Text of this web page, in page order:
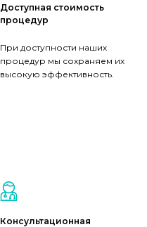
Доступная стоимость
процедур
При доступности наших
процедур мы сохраняем их
высокую эффективность.
Консультационная